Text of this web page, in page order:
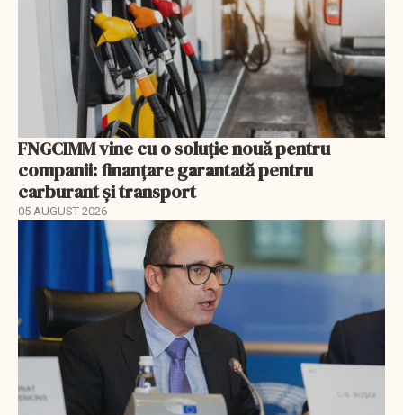
FNGCIMM vine cu o soluție nouă pentru
companii: finanțare garantată pentru
carburant și transport
05 AUGUST 2026